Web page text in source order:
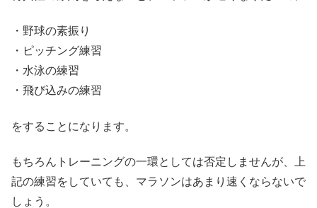
・野球の素振り
・ピッチング練習
・水泳の練習
・飛び込みの練習
をすることになります。
もちろんトレーニングの一環としては否定しませんが、上
記の練習をしていても、マラソンはあまり速くならないで
しょう。